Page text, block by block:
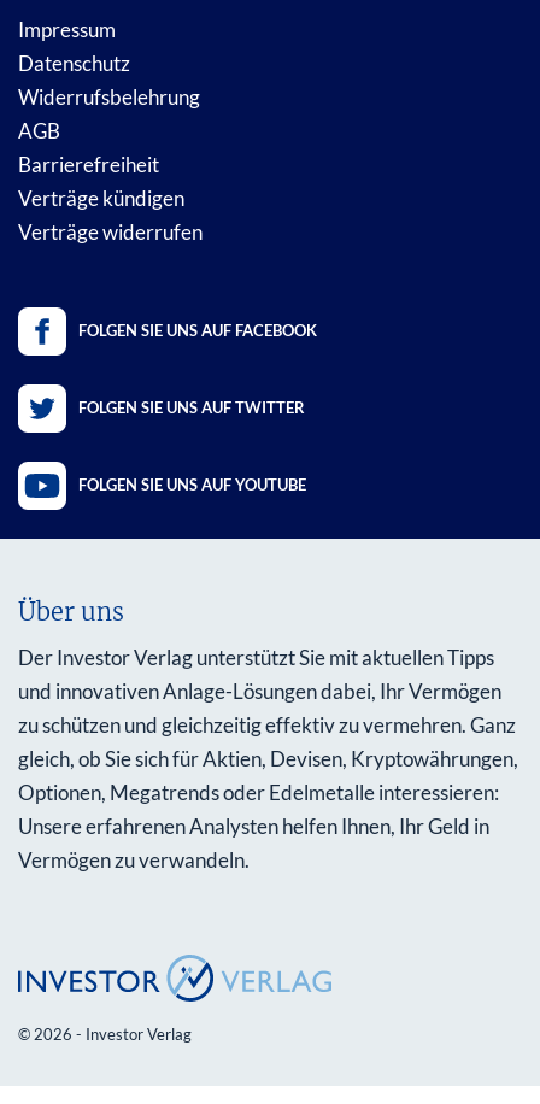
Impressum
Datenschutz
Widerrufsbelehrung
AGB
Barrierefreiheit
Verträge kündigen
Verträge widerrufen
FOLGEN SIE UNS AUF FACEBOOK
FOLGEN SIE UNS AUF TWITTER
FOLGEN SIE UNS AUF YOUTUBE
Über uns
Der Investor Verlag unterstützt Sie mit aktuellen Tipps
und innovativen Anlage-Lösungen dabei, Ihr Vermögen
zu schützen und gleichzeitig effektiv zu vermehren. Ganz
gleich, ob Sie sich für Aktien, Devisen, Kryptowährungen,
Optionen, Megatrends oder Edelmetalle interessieren:
Unsere erfahrenen Analysten helfen Ihnen, Ihr Geld in
Vermögen zu verwandeln.
© 2026 - Investor Verlag